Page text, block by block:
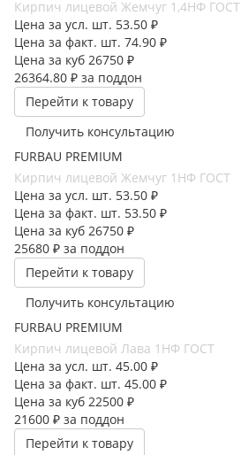
Кирпич лицевой Жемчуг 1,4НФ ГОСТ
Цена за усл. шт. 53.50 ₽
Цена за факт. шт. 74.90 ₽
Цена за куб 26750 ₽
26364.80 ₽ за поддон
Перейти к товару
Получить консультацию
FURBAU PREMIUM
Кирпич лицевой Жемчуг 1НФ ГОСТ
Цена за усл. шт. 53.50 ₽
Цена за факт. шт. 53.50 ₽
Цена за куб 26750 ₽
25680 ₽ за поддон
Перейти к товару
Получить консультацию
FURBAU PREMIUM
Кирпич лицевой Лава 1НФ ГОСТ
Цена за усл. шт. 45.00 ₽
Цена за факт. шт. 45.00 ₽
Цена за куб 22500 ₽
21600 ₽ за поддон
Перейти к товару